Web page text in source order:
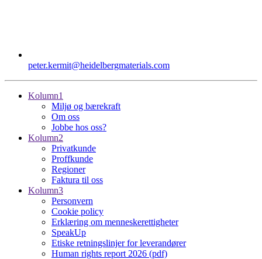
peter.kermit​@heidelbergmaterials.com
Kolumn1
Miljø og bærekraft
Om oss
Jobbe hos oss?
Kolumn2
Privatkunde
Proffkunde
Regioner
Faktura til oss
Kolumn3
Personvern
Cookie policy
Erklæring om menneskerettigheter
SpeakUp
Etiske retningslinjer for leverandører
Human rights report 2026 (pdf)